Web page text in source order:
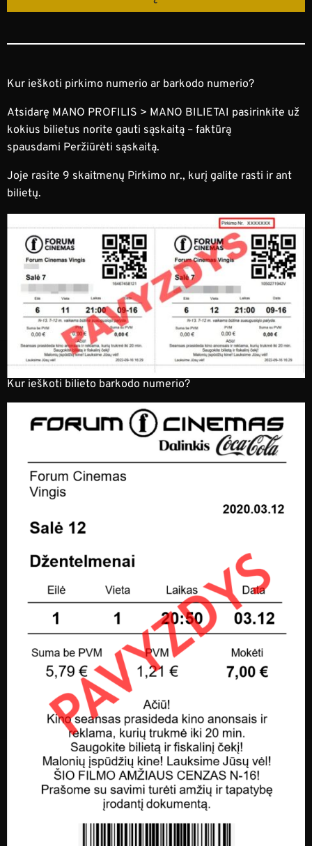
Kur ieškoti pirkimo numerio ar barkodo numerio?
Atsidarę MANO PROFILIS > MANO BILIETAI pasirinkite už
kokius bilietus norite gauti sąskaitą – faktūrą
spausdami Peržiūrėti sąskaitą.
Joje rasite 9 skaitmenų Pirkimo nr., kurį galite rasti ir ant
bilietų.
Kur ieškoti bilieto barkodo numerio?